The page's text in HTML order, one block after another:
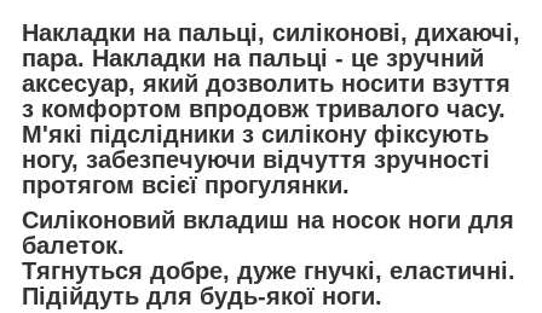
Накладки на пальці, силіконові, дихаючі,
пара. Накладки на пальці - це зручний
аксесуар, який дозволить носити взуття
з комфортом впродовж тривалого часу.
М'які підслідники з силікону фіксують
ногу, забезпечуючи відчуття зручності
протягом всієї прогулянки.
Силіконовий вкладиш на носок ноги для
балеток.
Тягнуться добре, дуже гнучкі, еластичні.
Підійдуть для будь-якої ноги.